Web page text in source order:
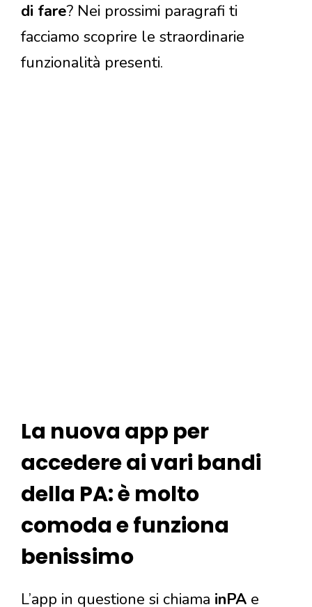
di fare? Nei prossimi paragrafi ti
facciamo scoprire le straordinarie
funzionalità presenti.
La nuova app per
accedere ai vari bandi
della PA: è molto
comoda e funziona
benissimo
L’app in questione si chiama inPA e